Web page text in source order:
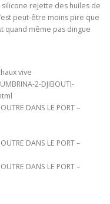
rejette des huiles de
peut-être moins pire que
quand même pas dingue
vive
2-DJIBOUTI-
DANS LE PORT –
DANS LE PORT –
DANS LE PORT –